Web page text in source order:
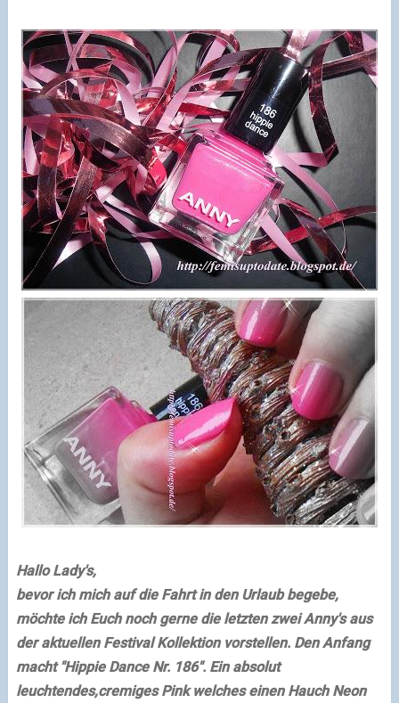
Hallo Lady's,
bevor ich mich auf die Fahrt in den Urlaub begebe,
möchte ich Euch noch gerne die letzten zwei Anny's aus
der aktuellen Festival Kollektion vorstellen. Den Anfang
macht "Hippie Dance Nr. 186". Ein absolut
leuchtendes,cremiges Pink welches einen Hauch Neon